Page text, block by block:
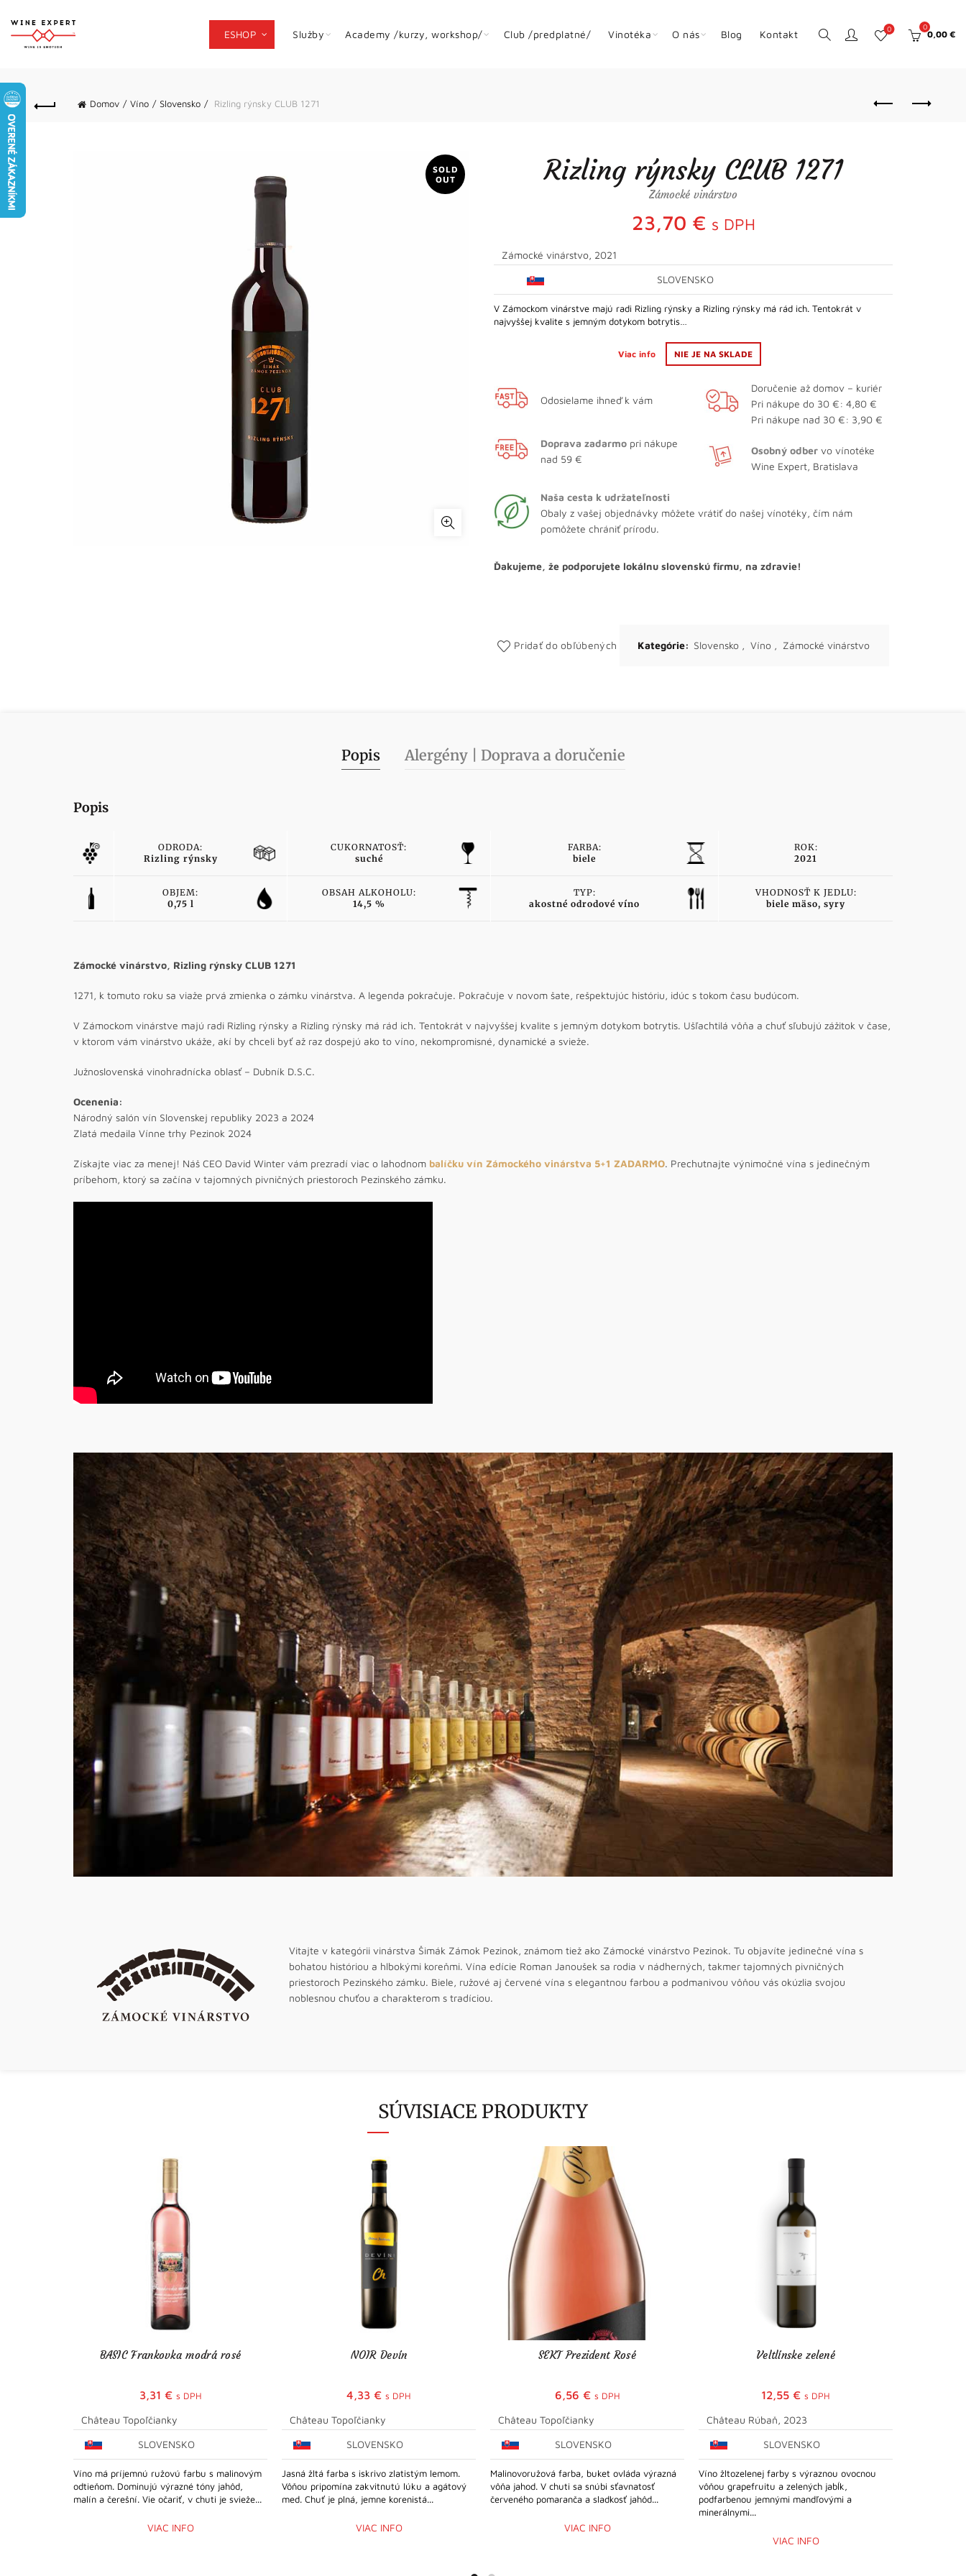
ESHOP Služby Academy /kurzy, workshop/ Club /predplatné/ Vinotéka O nás Blog Kontakt 0 0
0,00 €
Domov Víno Slovensko Rizling rýnsky CLUB 1271
SOLD
OUT
Rizling rýnsky CLUB 1271
Zámocké vinárstvo
23,70 € s DPH
Zámocké vinárstvo, 2021
SLOVENSKO
V Zámockom vinárstve majú radi Rizling rýnsky a Rizling rýnsky má rád ich. Tentokrát v
najvyššej kvalite s jemným dotykom botrytis…
Viac info NIE JE NA SKLADE
Odosielame ihneď k vám
Doprava zadarmo pri nákupe
nad 59 €
Doručenie až domov – kuriér
Pri nákupe do 30 €: 4,80 €
Pri nákupe nad 30 €: 3,90 €
Osobný odbervo vínotéke
Wine Expert, Bratislava
Naša cesta k udržateľnosti
Obaly z vašej objednávky môžete vrátiť do našej vínotéky, čím nám
pomôžete chrániť prírodu.
Ďakujeme, že podporujete lokálnu slovenskú firmu, na zdravie!
Pridať do obľúbených Kategórie: Slovensko , Víno , Zámocké vinárstvo
Popis Alergény | Doprava a doručenie
Popis
ODRODA:
Rizling rýnsky
CUKORNATOSŤ:
suché
FARBA:
biele
ROK:
2021
OBJEM:
0,75 l
OBSAH ALKOHOLU:
14,5 %
TYP:
akostné odrodové víno
VHODNOSŤ K JEDLU:
biele mäso, syry
Zámocké vinárstvo, Rizling rýnsky CLUB 1271
1271, k tomuto roku sa viaže prvá zmienka o zámku vinárstva. A legenda pokračuje. Pokračuje v novom šate, rešpektujúc históriu, idúc s tokom času budúcom.
V Zámockom vinárstve majú radi Rizling rýnsky a Rizling rýnsky má rád ich. Tentokrát v najvyššej kvalite s jemným dotykom botrytis. Ušľachtilá vôňa a chuť sľubujú zážitok v čase,
v ktorom vám vinárstvo ukáže, akí by chceli byť až raz dospejú ako to víno, nekompromisné, dynamické a svieže.
Južnoslovenská vinohradnícka oblasť – Dubník D.S.C.
Ocenenia:
Národný salón vín Slovenskej republiky 2023 a 2024
Zlatá medaila Vínne trhy Pezinok 2024
Získajte viac za menej! Náš CEO David Winter vám prezradí viac o lahodnom balíčku vín Zámockého vinárstva 5+1 ZADARMO. Prechutnajte výnimočné vína s jedinečným
príbehom, ktorý sa začína v tajomných pivničných priestoroch Pezinského zámku.
Vitajte v kategórii vinárstva Šimák Zámok Pezinok, známom tiež ako Zámocké vinárstvo Pezinok. Tu objavíte jedinečné vína s
bohatou históriou a hlbokými koreňmi. Vína edície Roman Janoušek sa rodia v nádherných, takmer tajomných pivničných
priestoroch Pezinského zámku. Biele, ružové aj červené vína s elegantnou farbou a podmanivou vôňou vás okúzlia svojou
noblesnou chuťou a charakterom s tradíciou.
SÚVISIACE PRODUKTY
BASIC Frankovka modrá rosé
3,31 € s DPH
Château Topoľčianky
SLOVENSKO
Víno má príjemnú ružovú farbu s malinovým
odtieňom. Dominujú výrazné tóny jahôd,
malín a čerešní. Vie očariť, v chuti je svieže...
VIAC INFO
NOIR Devín
4,33 € s DPH
Château Topoľčianky
SLOVENSKO
Jasná žltá farba s iskrivo zlatistým lemom.
Vôňou pripomína zakvitnutú lúku a agátový
med. Chuť je plná, jemne korenistá...
VIAC INFO
SEKT Prezident Rosé
6,56 € s DPH
Château Topoľčianky
SLOVENSKO
Malinovoružová farba, buket ovláda výrazná
vôňa jahod. V chuti sa snúbi sťavnatosť
červeného pomaranča a sladkosť jahôd...
VIAC INFO
Veltlínske zelené
12,55 € s DPH
Château Rúbaň, 2023
SLOVENSKO
Víno žltozelenej farby s výraznou ovocnou
vôňou grapefruitu a zelených jabĺk,
podfarbenou jemnými mandľovými a
minerálnymi...
VIAC INFO